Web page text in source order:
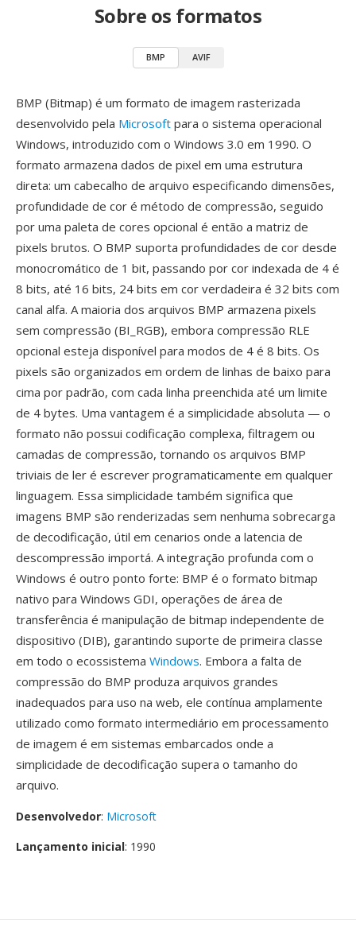
Sobre os formatos
BMP AVIF
BMP (Bitmap) é um formato de imagem rasterizada
desenvolvido pela Microsoft para o sistema operacional
Windows, introduzido com o Windows 3.0 em 1990. O
formato armazena dados de pixel em uma estrutura
direta: um cabecalho de arquivo especificando dimensões,
profundidade de cor é método de compressão, seguido
por uma paleta de cores opcional é então a matriz de
pixels brutos. O BMP suporta profundidades de cor desde
monocromático de 1 bit, passando por cor indexada de 4 é
8 bits, até 16 bits, 24 bits em cor verdadeira é 32 bits com
canal alfa. A maioria dos arquivos BMP armazena pixels
sem compressão (BI_RGB), embora compressão RLE
opcional esteja disponível para modos de 4 é 8 bits. Os
pixels são organizados em ordem de linhas de baixo para
cima por padrão, com cada linha preenchida até um limite
de 4 bytes. Uma vantagem é a simplicidade absoluta — o
formato não possui codificação complexa, filtragem ou
camadas de compressão, tornando os arquivos BMP
triviais de ler é escrever programaticamente em qualquer
linguagem. Essa simplicidade também significa que
imagens BMP são renderizadas sem nenhuma sobrecarga
de decodificação, útil em cenarios onde a latencia de
descompressão importá. A integração profunda com o
Windows é outro ponto forte: BMP é o formato bitmap
nativo para Windows GDI, operações de área de
transferência é manipulação de bitmap independente de
dispositivo (DIB), garantindo suporte de primeira classe
em todo o ecossistema Windows. Embora a falta de
compressão do BMP produza arquivos grandes
inadequados para uso na web, ele contínua amplamente
utilizado como formato intermediário em processamento
de imagem é em sistemas embarcados onde a
simplicidade de decodificação supera o tamanho do
arquivo.
Desenvolvedor: Microsoft
Lançamento inicial: 1990